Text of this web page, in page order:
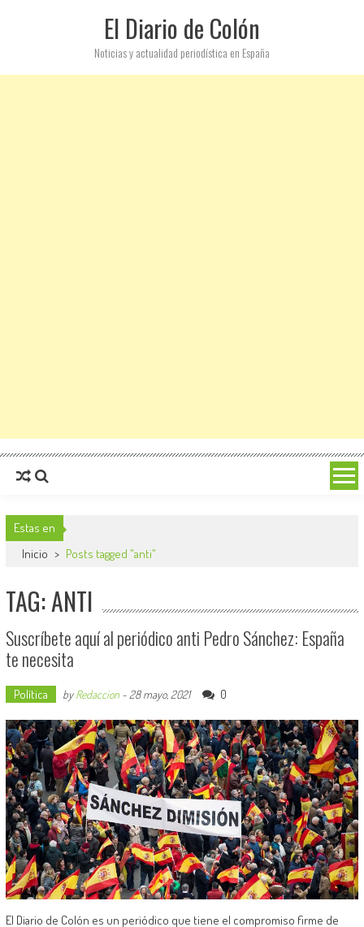
El Diario de Colón
Noticias y actualidad periodística en España
Estas en
Inicio > Posts tagged "anti"
TAG: ANTI
Suscríbete aquí al periódico anti Pedro Sánchez: España
te necesita
Política byRedaccion- 28 mayo, 2021 0
El Diario de Colón es un periódico que tiene el compromiso firme de